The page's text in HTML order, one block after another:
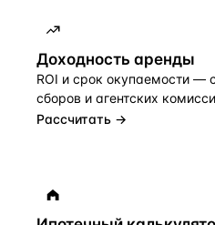
Доходность аренды
ROI и срок окупаемости —
сборов и агентских
Рассчитать →